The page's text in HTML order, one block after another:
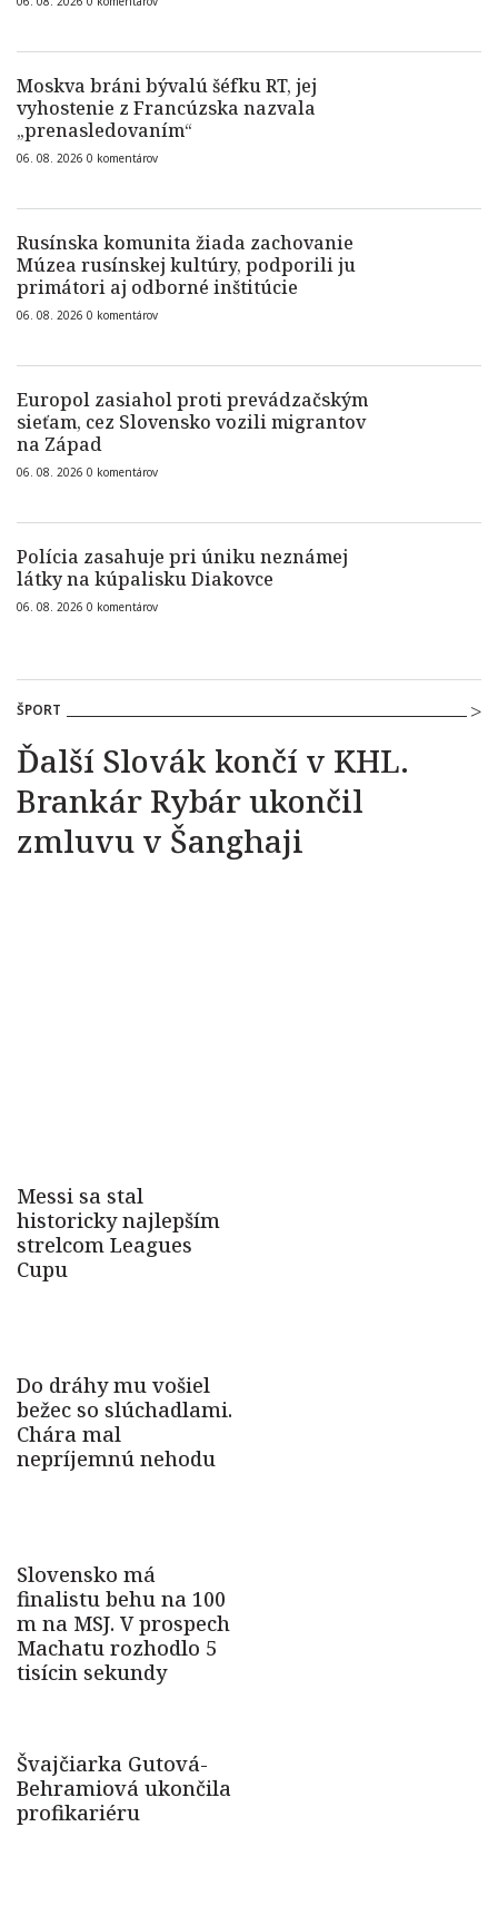
Moskva bráni bývalú šéfku RT, jej
vyhostenie z Francúzska nazvala
„prenasledovaním“
06. 08. 2026 0 komentárov
Rusínska komunita žiada zachovanie
Múzea rusínskej kultúry, podporili ju
primátori aj odborné inštitúcie
06. 08. 2026 0 komentárov
Europol zasiahol proti prevádzačským
sieťam, cez Slovensko vozili migrantov
na Západ
06. 08. 2026 0 komentárov
Polícia zasahuje pri úniku neznámej
látky na kúpalisku Diakovce
06. 08. 2026 0 komentárov
ŠPORT